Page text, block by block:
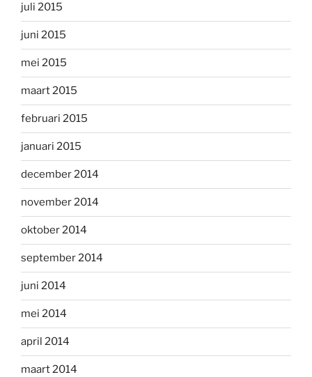
juli 2015
juni 2015
mei 2015
maart 2015
februari 2015
januari 2015
december 2014
november 2014
oktober 2014
september 2014
juni 2014
mei 2014
april 2014
maart 2014